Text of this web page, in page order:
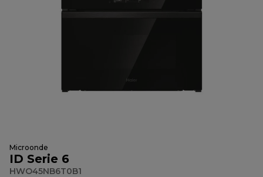
Microonde
ID Serie 6
HWO45NB6T0B1